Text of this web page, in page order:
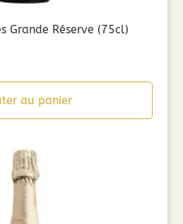
Grande Réserve (75cl)
au panier